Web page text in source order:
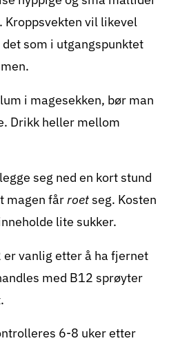
vil likevel
som i utgangspunktet
i magesekken, bør man
Drikk heller mellom
seg ned en kort stund
magen fårroetseg. Kosten
lite sukker.
vanlig etter å ha fjernet
med B12 sprøyter
6-8 uker etter